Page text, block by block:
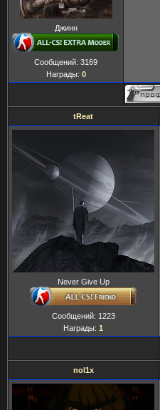
Джинн
Сообщений: 3169
Награды: 0
tReat
Never Give Up
Сообщений: 1223
Награды: 1
nol1x